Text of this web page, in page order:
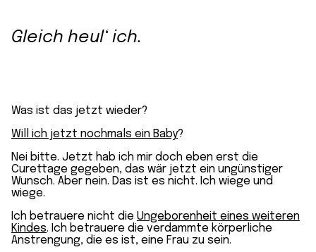
Gleich heul‘ ich.
Was ist das jetzt wieder?
Will ich jetzt nochmals ein Baby?
Nei bitte. Jetzt hab ich mir doch eben erst die
Curettage gegeben, das wär jetzt ein ungünstiger
Wunsch. Aber nein. Das ist es nicht. Ich wiege und
wiege.
Ich betrauere nicht die Ungeborenheit eines weiteren
Kindes. Ich betrauere die verdammte körperliche
Anstrengung, die es ist, eine Frau zu sein.